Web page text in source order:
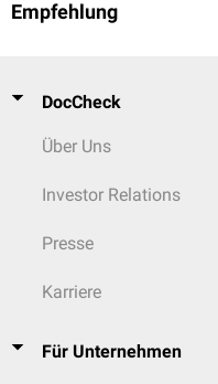
Empfehlung
DocCheck
Über Uns
Investor Relations
Presse
Karriere
Für Unternehmen